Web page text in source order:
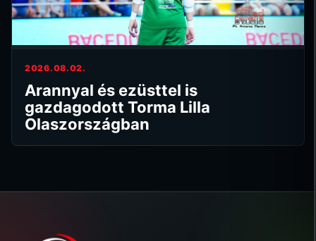
2026.08.02.
Arannyal és ezüsttel is
gazdagodott Torma Lilla
Olaszországban